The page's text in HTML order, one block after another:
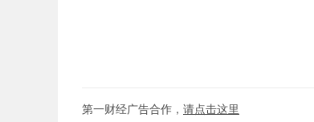
第一财经广告合作， 请点击这里